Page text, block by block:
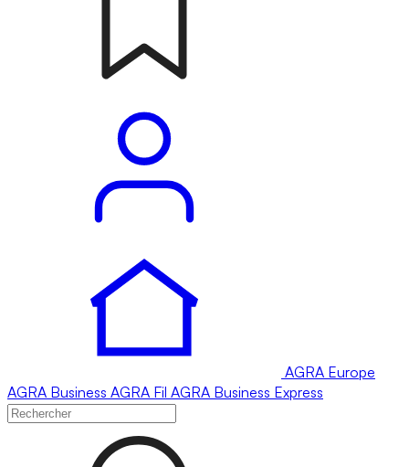
AGRA Europe
AGRA Business AGRA Fil AGRA Business Express